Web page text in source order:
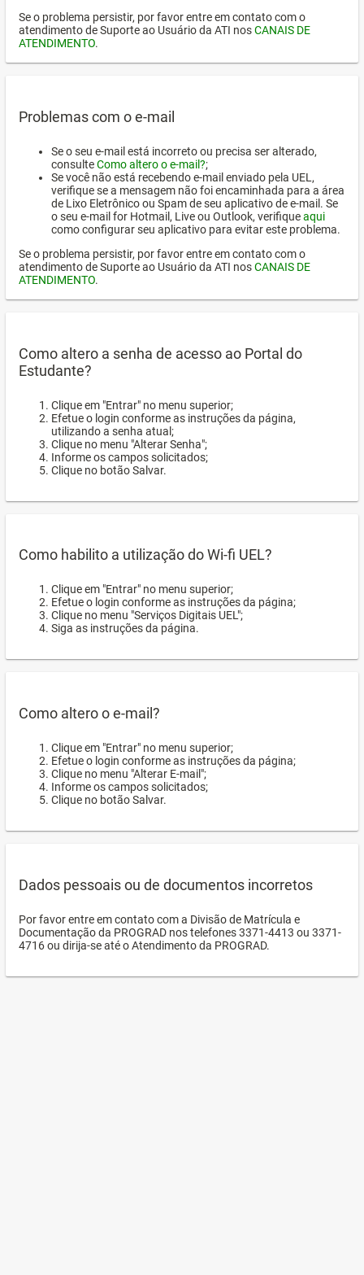
Se o problema persistir, por favor entre em contato com o
atendimento de Suporte ao Usuário da ATI nosCANAIS DE
ATENDIMENTO.
Problemas com o e-mail
Se o seu e-mail está incorreto ou precisa ser alterado,
consulteComo altero o e-mail?;
Se você não está recebendo e-mail enviado pela UEL,
verifique se a mensagem não foi encaminhada para a área
de Lixo Eletrônico ou Spam de seu aplicativo de e-mail. Se
o seu e-mail for Hotmail, Live ou Outlook, verifiqueaqui
como configurar seu aplicativo para evitar este problema.
Se o problema persistir, por favor entre em contato com o
atendimento de Suporte ao Usuário da ATI nosCANAIS DE
ATENDIMENTO.
Como altero a senha de acesso ao Portal do
Estudante?
Clique em "Entrar" no menu superior;
Efetue o login conforme as instruções da página,
utilizando a senha atual;
Clique no menu "Alterar Senha";
Informe os campos solicitados;
Clique no botão Salvar.
Como habilito a utilização do Wi-fi UEL?
Clique em "Entrar" no menu superior;
Efetue o login conforme as instruções da página;
Clique no menu "Serviços Digitais UEL";
Siga as instruções da página.
Como altero o e-mail?
Clique em "Entrar" no menu superior;
Efetue o login conforme as instruções da página;
Clique no menu "Alterar E-mail";
Informe os campos solicitados;
Clique no botão Salvar.
Dados pessoais ou de documentos incorretos
Por favor entre em contato com a Divisão de Matrícula e
Documentação da PROGRAD nos telefones 3371-4413 ou 3371-
4716 ou dirija-se até o Atendimento da PROGRAD.